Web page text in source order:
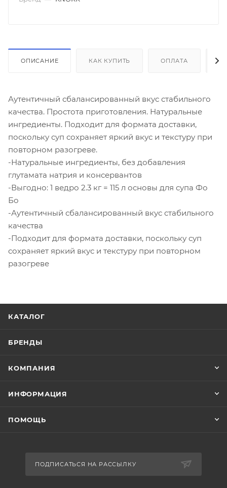
ОПИСАНИЕ КАК КУПИТЬ ОПЛАТА
Аутентичный сбалансированный вкус стабильного
качества. Простота приготовления. Натуральные
ингредиенты. Подходит для формата доставки,
поскольку суп сохраняет яркий вкус и текстуру при
повторном разогреве.
-Натуральные ингредиенты, без добавления
глутамата натрия и консервантов
-Выгодно: 1 ведро 2.3 кг = 115 л основы для супа Фо
Бо
-Аутентичный сбалансированный вкус стабильного
качества
-Подходит для формата доставки, поскольку суп
сохраняет яркий вкус и текстуру при повторном
разогреве
КАТАЛОГ
БРЕНДЫ
КОМПАНИЯ
ИНФОРМАЦИЯ
ПОМОЩЬ
ПОДПИСАТЬСЯ НА РАССЫЛКУ